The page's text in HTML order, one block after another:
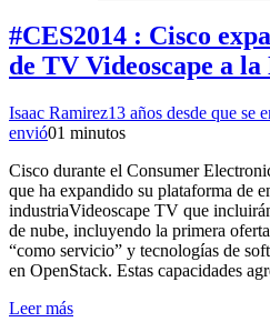
#CES2014 : Cisco
de TV Videoscape a la
Isaac Ramirez13 años desde que se
envió01 minutos
Cisco durante el Consumer
que ha expandido su plataforma de
industriaVideoscape TV que
de nube, incluyendo la primera
“como servicio” y tecnologías de
en OpenStack. Estas capacidades
Leer más